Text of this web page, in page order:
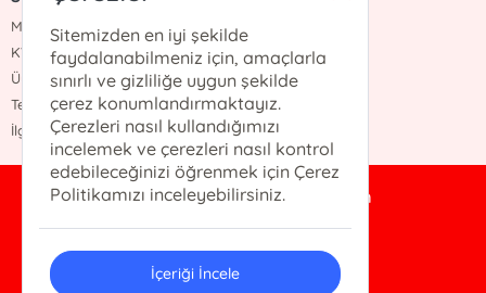
Mesafeli Satış Sözleşmesi
KVKK Sözleşmesi
Üyelik Sözleşmesi
Teslimat ve İade Şartları
İlgili Kişi Başvuru Formu
taksimkitabevi@gmail.com
0 212 245 1071
Sitemizden en iyi şekilde
faydalanabilmeniz için, amaçlarla
sınırlı ve gizliliğe uygun şekilde
çerez konumlandırmaktayız.
Çerezleri nasıl kullandığımızı
incelemek ve çerezleri nasıl kontrol
edebileceğinizi öğrenmek için Çerez
Politikamızı inceleyebilirsiniz.
İçeriği İncele